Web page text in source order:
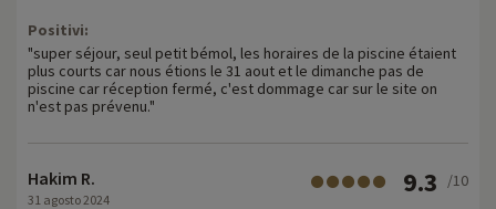
Positivi:
"super séjour, seul petit bémol, les horaires de la piscine étaient
plus courts car nous étions le 31 aout et le dimanche pas de
piscine car réception fermé, c'est dommage car sur le site on
n'est pas prévenu."
Hakim R.
31 agosto 2024
9.3 /10